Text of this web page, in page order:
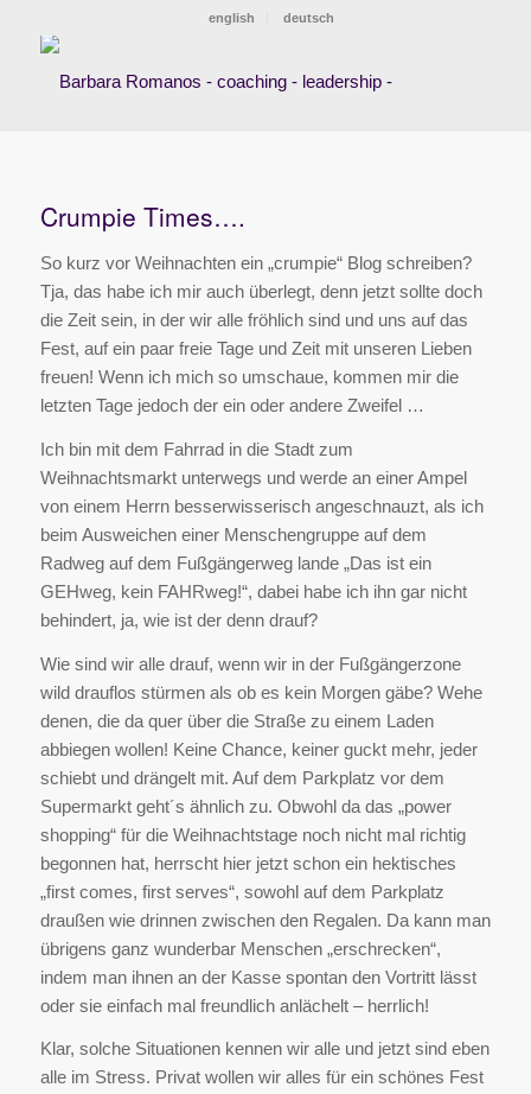
english deutsch
Crumpie Times….
So kurz vor Weihnachten ein „crumpie“ Blog schreiben?
Tja, das habe ich mir auch überlegt, denn jetzt sollte doch
die Zeit sein, in der wir alle fröhlich sind und uns auf das
Fest, auf ein paar freie Tage und Zeit mit unseren Lieben
freuen! Wenn ich mich so umschaue, kommen mir die
letzten Tage jedoch der ein oder andere Zweifel …
Ich bin mit dem Fahrrad in die Stadt zum
Weihnachtsmarkt unterwegs und werde an einer Ampel
von einem Herrn besserwisserisch angeschnauzt, als ich
beim Ausweichen einer Menschengruppe auf dem
Radweg auf dem Fußgängerweg lande „Das ist ein
GEHweg, kein FAHRweg!“, dabei habe ich ihn gar nicht
behindert, ja, wie ist der denn drauf?
Wie sind wir alle drauf, wenn wir in der Fußgängerzone
wild drauflos stürmen als ob es kein Morgen gäbe? Wehe
denen, die da quer über die Straße zu einem Laden
abbiegen wollen! Keine Chance, keiner guckt mehr, jeder
schiebt und drängelt mit. Auf dem Parkplatz vor dem
Supermarkt geht´s ähnlich zu. Obwohl da das „power
shopping“ für die Weihnachtstage noch nicht mal richtig
begonnen hat, herrscht hier jetzt schon ein hektisches
„first comes, first serves“, sowohl auf dem Parkplatz
draußen wie drinnen zwischen den Regalen. Da kann man
übrigens ganz wunderbar Menschen „erschrecken“,
indem man ihnen an der Kasse spontan den Vortritt lässt
oder sie einfach mal freundlich anlächelt – herrlich!
Klar, solche Situationen kennen wir alle und jetzt sind eben
alle im Stress. Privat wollen wir alles für ein schönes Fest